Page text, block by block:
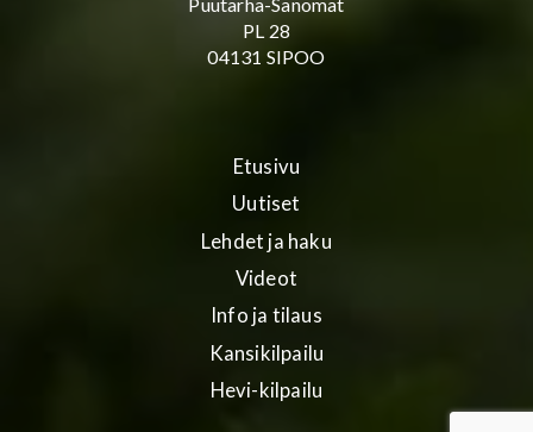
PL 28
04131 SIPOO
Etusivu
Uutiset
Lehdet ja haku
Videot
Info ja tilaus
Kansikilpailu
Hevi-kilpailu